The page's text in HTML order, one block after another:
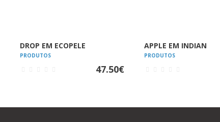
VER
DROP EM ECOPELE
PRODUTOS
47.50€
VER
APPLE EM INDIAN
PRODUTOS